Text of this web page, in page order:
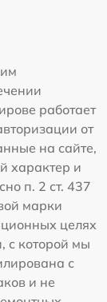
работает
от
на сайте,
характер и
п. 2 ст. 437
марки
целях
с которой мы
с
и не